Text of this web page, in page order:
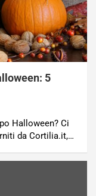
5
Halloween? Ci
da Cortilia.it,…